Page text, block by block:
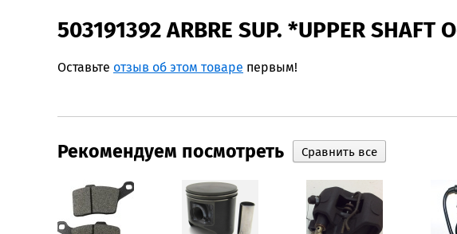
503191392 ARBRE SUP. *UPPER
Оставьте отзыв об этом товаре первым!
Рекомендуем посмотреть